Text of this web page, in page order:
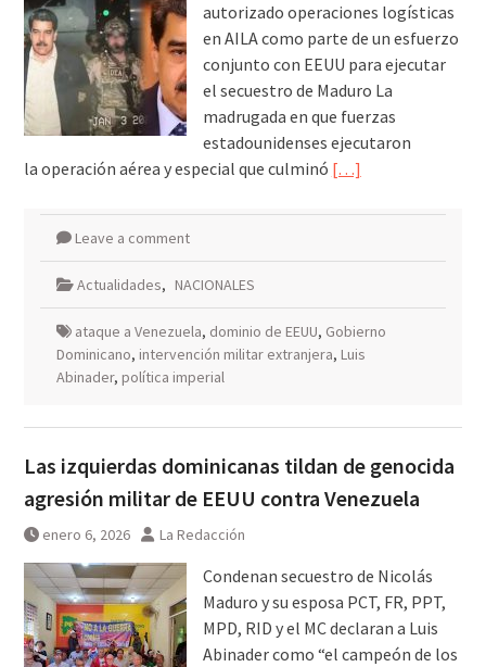
autorizado operaciones logísticas
en AILA como parte de un esfuerzo
conjunto con EEUU para ejecutar
el secuestro de Maduro La
madrugada en que fuerzas
estadounidenses ejecutaron
la operación aérea y especial que culminó […]
Leave a comment
Actualidades, NACIONALES
ataque a Venezuela, dominio de EEUU, Gobierno
Dominicano, intervención militar extranjera, Luis
Abinader, política imperial
Las izquierdas dominicanas tildan de genocida
agresión militar de EEUU contra Venezuela
enero 6, 2026 La Redacción
Condenan secuestro de Nicolás
Maduro y su esposa PCT, FR, PPT,
MPD, RID y el MC declaran a Luis
Abinader como “el campeón de los